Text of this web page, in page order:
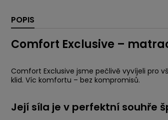
POPIS
Comfort Exclusive –
Comfort Exclusive jsme pečlivě vyvíjeli pro
klid. Víc komfortu – bez kompromisů.
Její síla je v perfektní souhře